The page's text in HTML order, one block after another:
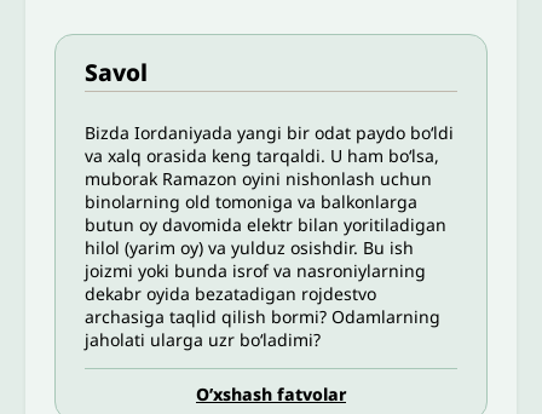
Savol
Bizda Iordaniyada yangi bir odat paydo bo‘ldi
va xalq orasida keng tarqaldi. U ham bo‘lsa,
muborak Ramazon oyini nishonlash uchun
binolarning old tomoniga va balkonlarga
butun oy davomida elektr bilan yoritiladigan
hilol (yarim oy) va yulduz osishdir. Bu ish
joizmi yoki bunda isrof va nasroniylarning
dekabr oyida bezatadigan rojdestvo
archasiga taqlid qilish bormi? Odamlarning
jaholati ularga uzr bo‘ladimi?
O’xshash fatvolar